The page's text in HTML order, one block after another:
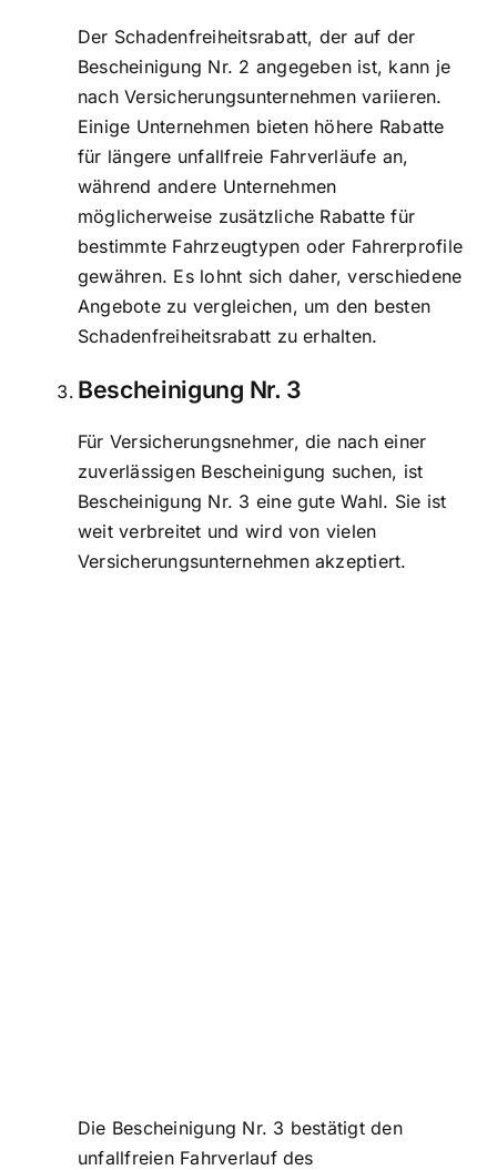
Der Schadenfreiheitsrabatt, der auf der
Bescheinigung Nr. 2 angegeben ist, kann je
nach Versicherungsunternehmen variieren.
Einige Unternehmen bieten höhere Rabatte
für längere unfallfreie Fahrverläufe an,
während andere Unternehmen
möglicherweise zusätzliche Rabatte für
bestimmte Fahrzeugtypen oder Fahrerprofile
gewähren. Es lohnt sich daher, verschiedene
Angebote zu vergleichen, um den besten
Schadenfreiheitsrabatt zu erhalten.
Bescheinigung Nr. 3
Für Versicherungsnehmer, die nach einer
zuverlässigen Bescheinigung suchen, ist
Bescheinigung Nr. 3 eine gute Wahl. Sie ist
weit verbreitet und wird von vielen
Versicherungsunternehmen akzeptiert.
Die Bescheinigung Nr. 3 bestätigt den
unfallfreien Fahrverlauf des